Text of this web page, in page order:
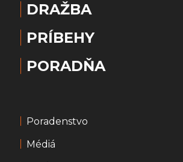
DRAŽBA
PRÍBEHY
PORADŇA
Poradenstvo
Médiá